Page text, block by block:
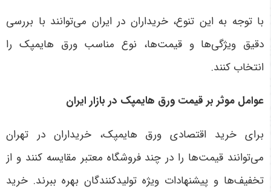
با توجه به این تنوع، خریداران در ایران می‌توانند با بررسی
دقیق ویژگی‌ها و قیمت‌ها، نوع مناسب ورق هایمپک را
انتخاب کنند.
عوامل موثر بر قیمت ورق هایمپک در بازار ایران
برای خرید اقتصادی ورق هایمپک، خریداران در تهران
می‌توانند قیمت‌ها را در چند فروشگاه معتبر مقایسه کنند و از
تخفیف‌ها و پیشنهادات ویژه تولیدکنندگان بهره ببرند. خرید